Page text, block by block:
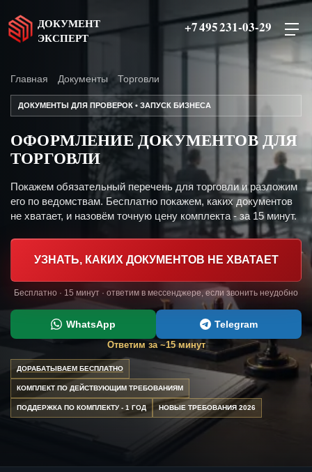
ДОКУМЕНТ
ЭКСПЕРТ
+7 495 231-03-29
Главная Документы Торговли
ДОКУМЕНТЫ ДЛЯ ПРОВЕРОК • ЗАПУСК БИЗНЕСА
ОФОРМЛЕНИЕ ДОКУМЕНТОВ ДЛЯ
ТОРГОВЛИ
Покажем обязательный перечень для торговли и разложим
его по ведомствам. Бесплатно покажем, каких документов
не хватает, и назовём точную цену комплекта - за 15 минут.
УЗНАТЬ, КАКИХ ДОКУМЕНТОВ НЕ ХВАТАЕТ
Бесплатно · 15 минут · ответим в мессенджере, если звонить неудобно
WhatsApp Telegram
Ответим за ~15 минут
ДОРАБАТЫВАЕМ БЕСПЛАТНО
КОМПЛЕКТ ПО ДЕЙСТВУЮЩИМ ТРЕБОВАНИЯМ
ПОДДЕРЖКА ПО КОМПЛЕКТУ - 1 ГОД НОВЫЕ ТРЕБОВАНИЯ 2026